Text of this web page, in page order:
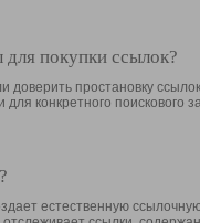
покупки ссылок?
доверить простановку
конкретного поискового
естественную